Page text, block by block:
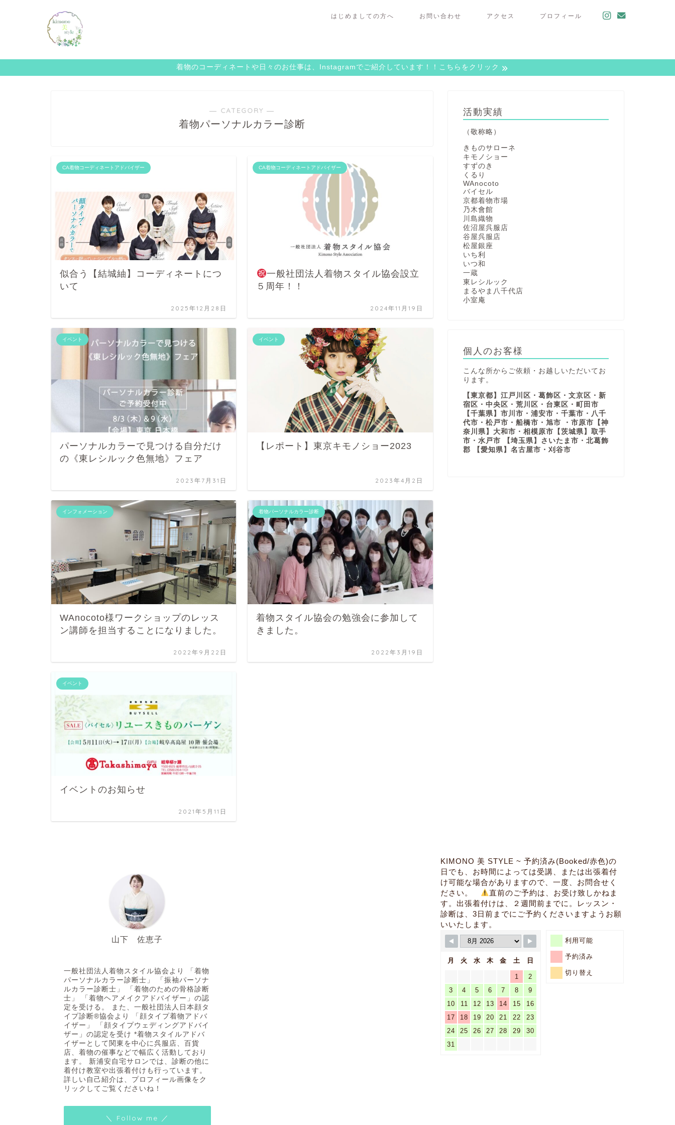
はじめましての方へ お問い合わせ アクセス プロフィール
着物のコーディネートや日々のお仕事は、Instagramでご紹介しています！！こちらをクリック
― CATEGORY ―
着物パーソナルカラー診断
CA着物コーディネートアドバイザー
似合う【結城紬】コーディネートにつ
いて
2025年12月28日
CA着物コーディネートアドバイザー
一般社団法人着物スタイル協会設立
５周年！！
2024年11月19日
イベント
パーソナルカラーで見つける自分だけ
の《東レシルック色無地》フェア
2023年7月31日
イベント
【レポート】東京キモノショー2023
2023年4月2日
インフォメーション
WAnocoto様ワークショップのレッス
ン講師を担当することになりました。
2022年9月22日
着物パーソナルカラー診断
着物スタイル協会の勉強会に参加して
きました。
2022年3月19日
イベント
イベントのお知らせ
2021年5月11日
活動実績
（敬称略）
きものサローネ
キモノショー
すずのき
くるり
WAnocoto
バイセル
京都着物市場
乃木會館
川島織物
佐沼屋呉服店
谷屋呉服店
松屋銀座
いち利
いつ和
一蔵
東レシルック
まるやま八千代店
小室庵
個人のお客様
こんな所からご依頼・お越しいただいてお
ります。
【東京都】江戸川区・葛飾区・文京区・新
宿区・中央区・荒川区・台東区・町田市
【千葉県】市川市・浦安市・千葉市・八千
代市・松戸市・船橋市・旭市 ・市原市【神
奈川県】大和市・相模原市【茨城県】取手
市・水戸市 【埼玉県】さいたま市・北葛飾
郡 【愛知県】名古屋市・刈谷市
山下 佐恵子
一般社団法人着物スタイル協会より 「着物
パーソナルカラー診断士」 「振袖パーソナ
ルカラー診断士」 「着物のための骨格診断
士」 「着物ヘアメイクアドバイザー」の認
定を受ける。 また、一般社団法人日本顔タ
イプ診断®協会より 「顔タイプ着物アドバ
イザー」 「顔タイプウェディングアドバイ
ザー」の認定を受け *着物スタイルアドバ
イザーとして関東を中心に呉服店、百貨
店、着物の催事などで幅広く活動しており
ます。 新浦安自宅サロンでは、診断の他に
着付け教室や出張着付けも行っています。
詳しい自己紹介は、プロフィール画像をク
リックしてご覧くださいね！
＼ Follow me ／
KIMONO 美 STYLE ~ 予約済み(Booked/赤色)の
日でも、お時間によっては受講、または出張着付
け可能な場合がありますので、一度、お問合せく
ださい。
直前のご予約は、お受け致しかねま
す。出張着付けは、２週間前までに。レッスン・
診断は、3日前までにご予約くださいますようお願
いいたします。
利用可能
予約済み
切り替え
月 火 水 木 金 土 日
1
2
3
4 5 6 7 8
9
10
11 12 13 14 15
16
17
18 19 20 21 22
23
24
25 26 27 28 29
30
31